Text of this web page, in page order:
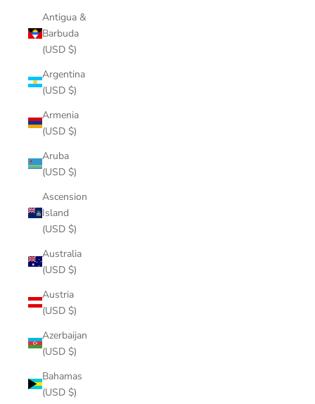
Antigua &
Barbuda
(USD $)
Argentina
(USD $)
Armenia
(USD $)
Aruba
(USD $)
Ascension
Island
(USD $)
Australia
(USD $)
Austria
(USD $)
Azerbaijan
(USD $)
Bahamas
(USD $)